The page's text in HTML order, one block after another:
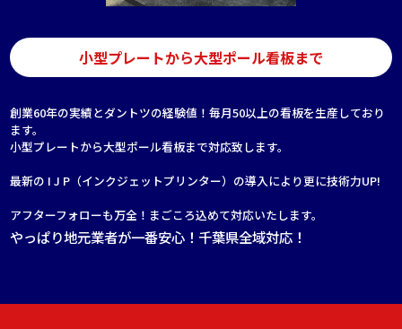
小型プレートから大型ポール看板まで
創業60年の実績とダントツの経験値！毎月50以上の看板を生産しており
ます。
小型プレートから大型ポール看板まで対応致します。
最新の I J P（インクジェットプリンター）の導入により更に技術力UP!
アフターフォローも万全！まごころ込めて対応いたします。
やっぱり地元業者が一番安心！千葉県全域対応！